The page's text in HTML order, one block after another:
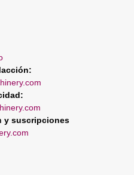
y suscripciones